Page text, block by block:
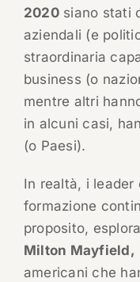
2020siano stati
aziendali (e
straordinaria
business (o
mentre altri
in alcuni casi,
(o Paesi).
In realtà, i leader
formazione
proposito,
Milton Mayfield,
americani che